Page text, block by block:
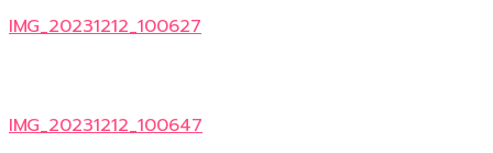
IMG_20231212_100627
IMG_20231212_100647